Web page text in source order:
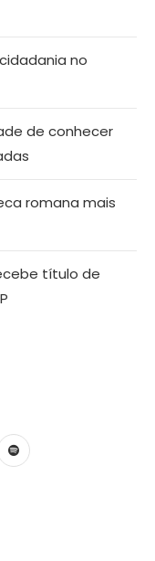
no
de conhecer
romana mais
título de